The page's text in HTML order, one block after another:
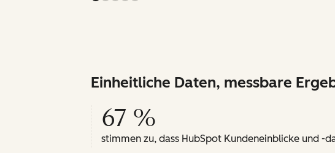
Einheitliche Daten, messbare
67 %
stimmen zu, dass HubSpot Kundeneinblicke und -